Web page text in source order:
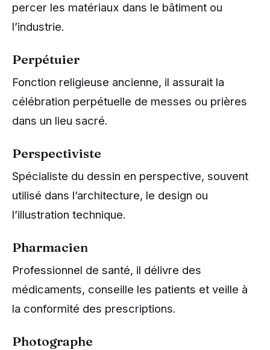
percer les matériaux dans le bâtiment ou
l’industrie.
Perpétuier
Fonction religieuse ancienne, il assurait la
célébration perpétuelle de messes ou prières
dans un lieu sacré.
Perspectiviste
Spécialiste du dessin en perspective, souvent
utilisé dans l’architecture, le design ou
l’illustration technique.
Pharmacien
Professionnel de santé, il délivre des
médicaments, conseille les patients et veille à
la conformité des prescriptions.
Photographe